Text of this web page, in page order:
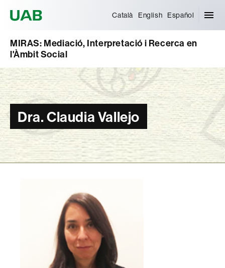
Català English Español
MIRAS: Mediació, Interpretació i Recerca en
l'Àmbit Social
Dra. Claudia Vallejo